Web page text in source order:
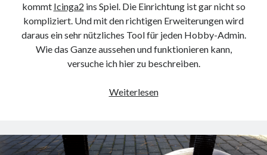
kommt Icinga2 ins Spiel. Die Einrichtung ist gar nicht so
kompliziert. Und mit den richtigen Erweiterungen wird
daraus ein sehr nützliches Tool für jeden Hobby-Admin.
Wie das Ganze aussehen und funktionieren kann,
versuche ich hier zu beschreiben.
WeiterlesenMonitoring